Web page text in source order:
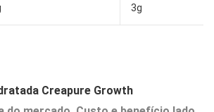
3g
Creapure Growth